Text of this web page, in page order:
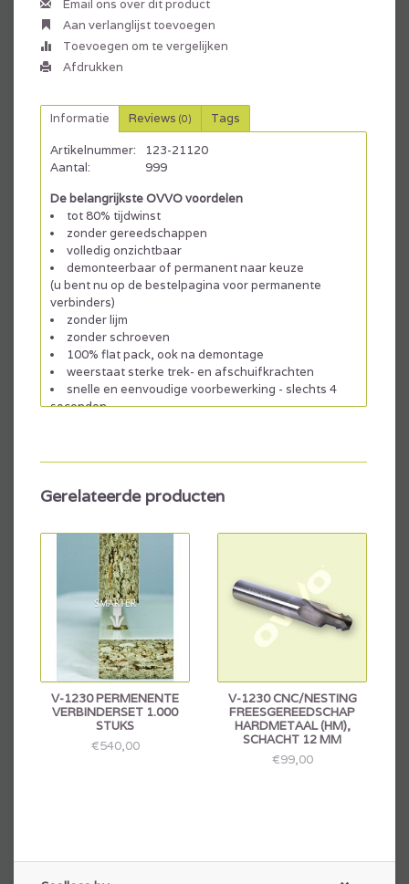
Email ons over dit product
Aan verlanglijst toevoegen
Toevoegen om te vergelijken
Afdrukken
Informatie Reviews (0) Tags
Artikelnummer:
123-21120
Aantal:
999
De belangrijkste OVVO voordelen
tot 80% tijdwinst
zonder gereedschappen
volledig onzichtbaar
demonteerbaar of permanent naar keuze
(u bent nu op de bestelpagina voor permanente
verbinders)
zonder lijm
zonder schroeven
100% flat pack, ook na demontage
weerstaat sterke trek- en afschuifkrachten
snelle en eenvoudige voorbewerking - slechts 4
seconden
Gerelateerde producten
V-1230 PERMENENTE
VERBINDERSET 1.000
STUKS
€540,00
V-1230 CNC/NESTING
FREESGEREEDSCHAP
HARDMETAAL (HM),
SCHACHT 12 MM
€99,00